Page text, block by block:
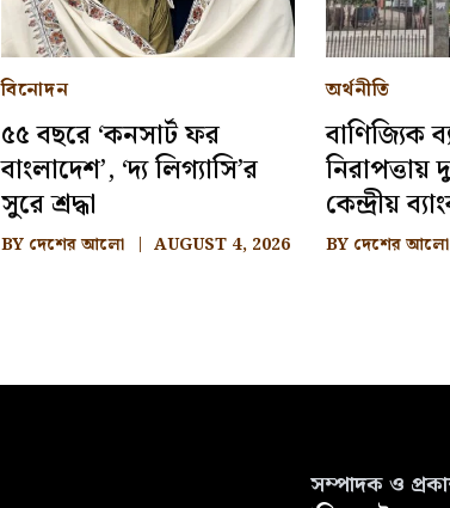
বিনোদন
৫৫ বছরে ‘কনসার্ট ফর
বাংলাদেশ’, ‘দ্য লিগ্যাসি’র
সুরে শ্রদ্ধা
BY দেশের আলো AUGUST 4, 2026
অর্থনীতি
বাণিজ্যিক
নিরাপত্তায়
কেন্দ্রীয়
BY দেশের আলো
সম্পাদক ও